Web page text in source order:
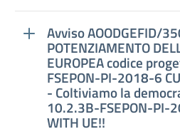
Avviso AOODGEFID/
POTENZIAMENTO
EUROPEA codice
FSEPON-PI-2018-6
- Coltiviamo la
10.2.3B-FSEPON-PI-
WITH UE!!